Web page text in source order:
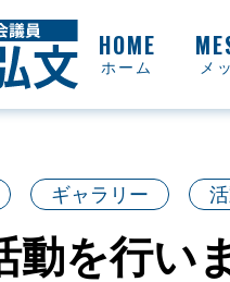
ホーム メ
ギャラリー
動を行い